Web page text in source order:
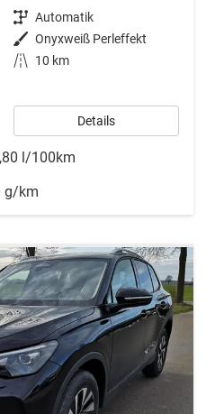
Getriebe Automatik
Außenfarbe Onyxweiß Perleffekt
Kilometerstand
10 km
Details
l/100km
g/km